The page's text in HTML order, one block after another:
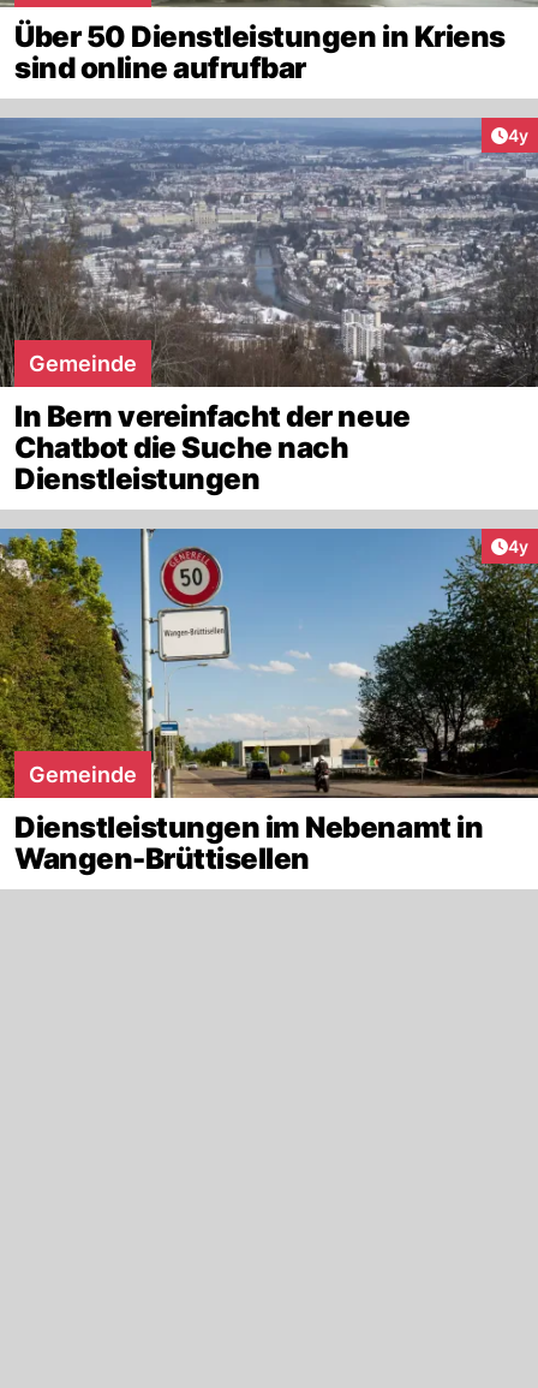
Über 50 Dienstleistungen in Kriens
sind online aufrufbar
4y
Gemeinde
In Bern vereinfacht der neue
Chatbot die Suche nach
Dienstleistungen
4y
Gemeinde
Dienstleistungen im Nebenamt in
Wangen-Brüttisellen